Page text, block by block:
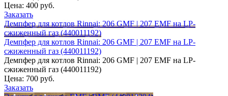
Цена: 400 руб.
Заказать
Демпфер для котлов Rinnai: 206 GMF | 207 EMF на LP-
сжиженный газ (440011192)
Демпфер для котлов Rinnai: 206 GMF | 207 EMF на LP-
сжиженный газ (440011192)
Демпфер для котлов Rinnai: 206 GMF | 207 EMF на LP-
сжиженный газ (440011192)
Цена: 700 руб.
Заказать